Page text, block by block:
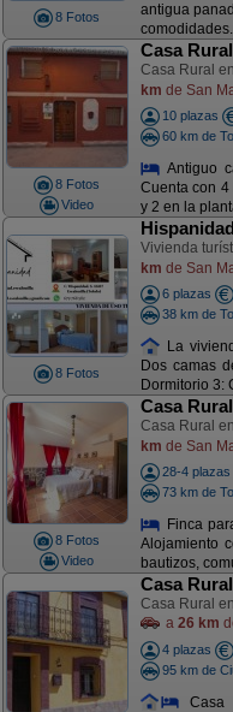
8 Fotos
antigua
8 Fotos
Video
Casa
Casa Rural en
km de San
10 plazas
60 km de
Antiguo
Cuenta con
y 2 en la
8 Fotos
Hispanidad
Vivienda
km de San
6 plazas
38 km de
La
Dos camas
Dormitorio 3:
8 Fotos
Video
Casa
Casa Rural en
km de San
28-4 plazas
73 km de
Finca
Alojamiento
bautizos,
Casa
Casa Rural en
a 26 km
4 plazas
95 km de
Casa